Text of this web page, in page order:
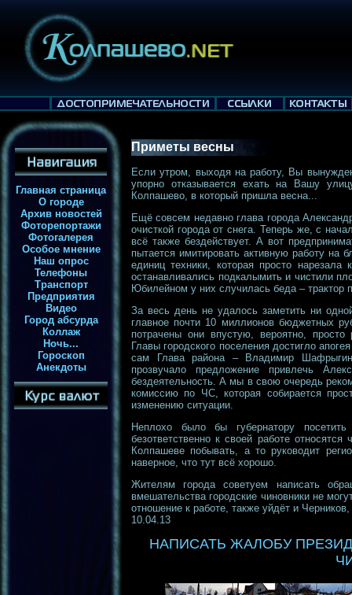
Главная страница
О городе
Архив новостей
Фоторепортажи
Фотогалерея
Особое мнение
Наш опрос
Телефоны
Транспорт
Предприятия
Видео
Город абсурда
Коллаж
Ночь...
Гороскоп
Анекдоты
Приметы весны
Если утром, выходя на работу, Вы
упорно отказывается ехать на Вашу
Колпашево, в который пришла весна...
Ещё совсем недавно глава города
очисткой города от снега. Теперь же, с
всё также бездействует. А вот
пытается имитировать активную работу на
единиц техники, которая просто
останавливались подкалымить и чистили
Юбилейном у них случилась беда – трактор
За весь день не удалось заметить ни
главное почти 10 миллионов бюджетных
потрачены они впустую, вероятно,
Главы городского поселения достигло
сам Глава района – Владимир
прозвучало предложение привлечь
бездеятельность. А мы в свою очередь
комиссию по ЧС, которая собирается
изменению ситуации.
Неплохо было бы губернатору
безответственно к своей работе
Колпашеве побывать, а то руководит
наверное, что тут всё хорошо.
Жителям города советуем написать
вмешательства городские чиновники не
отношение к работе, также уйдёт и
10.04.13
НАПИСАТЬ ЖАЛОБУ